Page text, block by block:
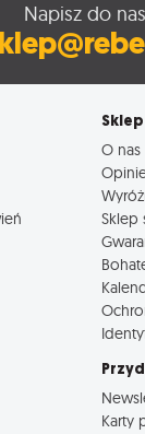
Napisz do nas
O nas
Sklep
Karty